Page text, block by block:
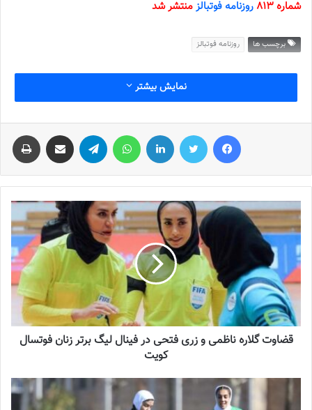
شماره 813 روزنامه فوتبالزمنتشر شد
برچسب ها روزنامه فوتبالز
نمایش بیشتر
قضاوت گلاره ناظمی و زری فتحی در فینال لیگ برتر زنان فوتسال
کویت